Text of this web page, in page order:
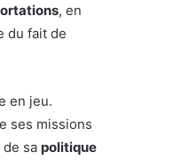
, en
du fait de
en jeu.
ses missions
de sa politique